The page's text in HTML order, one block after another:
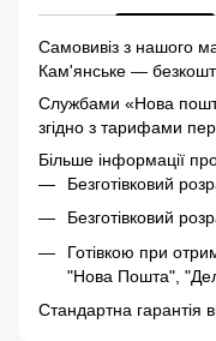
Самовивіз з нашого
Кам'янське —
Службами «Нова
згідно з тарифами
Більше інформації
Безготівковий
Безготівковий
Готівкою при
"Нова Пошта",
Стандартна гарантія